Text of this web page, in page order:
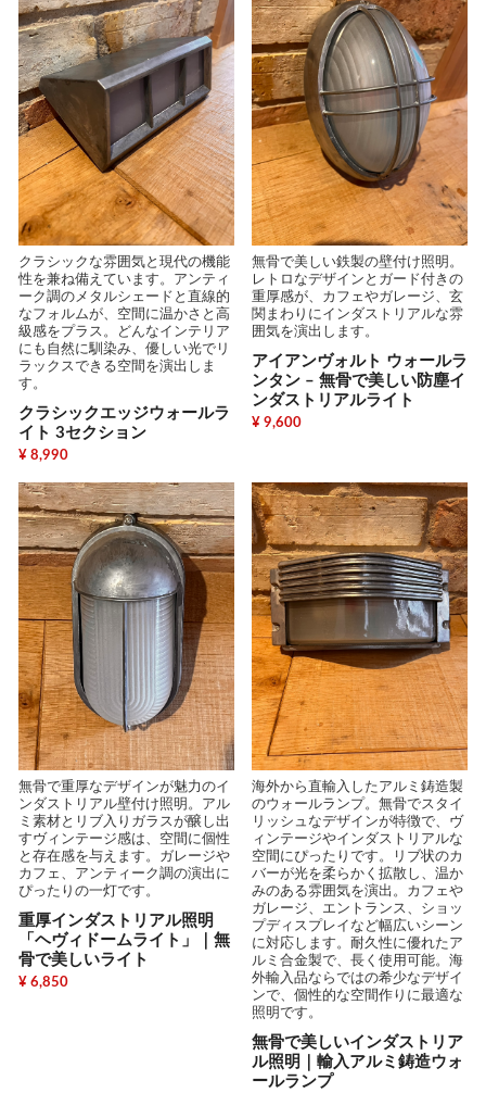
クラシックな雰囲気と現代の機能
性を兼ね備えています。アンティ
ーク調のメタルシェードと直線的
なフォルムが、空間に温かさと高
級感をプラス。どんなインテリア
にも自然に馴染み、優しい光でリ
ラックスできる空間を演出しま
す。
クラシックエッジウォールラ
イト 3セクション
¥ 8,990
無骨で美しい鉄製の壁付け照明。
レトロなデザインとガード付きの
重厚感が、カフェやガレージ、玄
関まわりにインダストリアルな雰
囲気を演出します。
アイアンヴォルト ウォールラ
ンタン – 無骨で美しい防塵イ
ンダストリアルライト
¥ 9,600
無骨で重厚なデザインが魅力のイ
ンダストリアル壁付け照明。アル
ミ素材とリブ入りガラスが醸し出
すヴィンテージ感は、空間に個性
と存在感を与えます。ガレージや
カフェ、アンティーク調の演出に
ぴったりの一灯です。
重厚インダストリアル照明
「ヘヴィドームライト」｜無
骨で美しいライト
¥ 6,850
海外から直輸入したアルミ鋳造製
のウォールランプ。無骨でスタイ
リッシュなデザインが特徴で、ヴ
ィンテージやインダストリアルな
空間にぴったりです。リブ状のカ
バーが光を柔らかく拡散し、温か
みのある雰囲気を演出。カフェや
ガレージ、エントランス、ショッ
プディスプレイなど幅広いシーン
に対応します。耐久性に優れたア
ルミ合金製で、長く使用可能。海
外輸入品ならではの希少なデザイ
ンで、個性的な空間作りに最適な
照明です。
無骨で美しいインダストリア
ル照明｜輸入アルミ鋳造ウォ
ールランプ